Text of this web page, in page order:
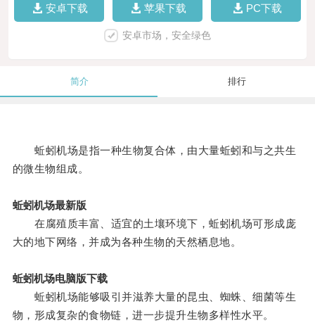
安卓下载 苹果下载 PC下载
安卓市场，安全绿色
简介 排行
蚯蚓机场是指一种生物复合体，由大量蚯蚓和与之共生
的微生物组成。
蚯蚓机场最新版
在腐殖质丰富、适宜的土壤环境下，蚯蚓机场可形成庞
大的地下网络，并成为各种生物的天然栖息地。
蚯蚓机场电脑版下载
蚯蚓机场能够吸引并滋养大量的昆虫、蜘蛛、细菌等生
物，形成复杂的食物链，进一步提升生物多样性水平。